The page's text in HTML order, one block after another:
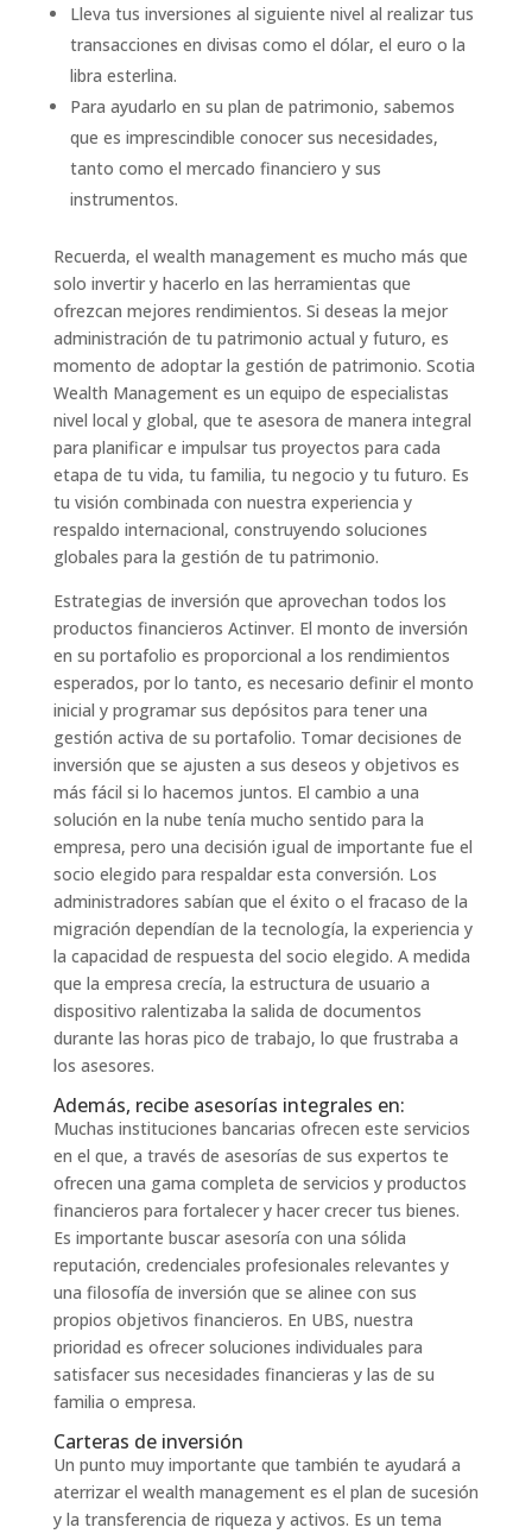
Lleva tus inversiones al siguiente nivel al realizar tus
transacciones en divisas como el dólar, el euro o la
libra esterlina.
Para ayudarlo en su plan de patrimonio, sabemos
que es imprescindible conocer sus necesidades,
tanto como el mercado financiero y sus
instrumentos.
Recuerda, el wealth management es mucho más que
solo invertir y hacerlo en las herramientas que
ofrezcan mejores rendimientos. Si deseas la mejor
administración de tu patrimonio actual y futuro, es
momento de adoptar la gestión de patrimonio. Scotia
Wealth Management es un equipo de especialistas
nivel local y global, que te asesora de manera integral
para planificar e impulsar tus proyectos para cada
etapa de tu vida, tu familia, tu negocio y tu futuro. Es
tu visión combinada con nuestra experiencia y
respaldo internacional, construyendo soluciones
globales para la gestión de tu patrimonio.
Estrategias de inversión que aprovechan todos los
productos financieros Actinver. El monto de inversión
en su portafolio es proporcional a los rendimientos
esperados, por lo tanto, es necesario definir el monto
inicial y programar sus depósitos para tener una
gestión activa de su portafolio. Tomar decisiones de
inversión que se ajusten a sus deseos y objetivos es
más fácil si lo hacemos juntos. El cambio a una
solución en la nube tenía mucho sentido para la
empresa, pero una decisión igual de importante fue el
socio elegido para respaldar esta conversión. Los
administradores sabían que el éxito o el fracaso de la
migración dependían de la tecnología, la experiencia y
la capacidad de respuesta del socio elegido. A medida
que la empresa crecía, la estructura de usuario a
dispositivo ralentizaba la salida de documentos
durante las horas pico de trabajo, lo que frustraba a
los asesores.
Además, recibe asesorías integrales en:
Muchas instituciones bancarias ofrecen este servicios
en el que, a través de asesorías de sus expertos te
ofrecen una gama completa de servicios y productos
financieros para fortalecer y hacer crecer tus bienes.
Es importante buscar asesoría con una sólida
reputación, credenciales profesionales relevantes y
una filosofía de inversión que se alinee con sus
propios objetivos financieros. En UBS, nuestra
prioridad es ofrecer soluciones individuales para
satisfacer sus necesidades financieras y las de su
familia o empresa.
Carteras de inversión
Un punto muy importante que también te ayudará a
aterrizar el wealth management es el plan de sucesión
y la transferencia de riqueza y activos. Es un tema